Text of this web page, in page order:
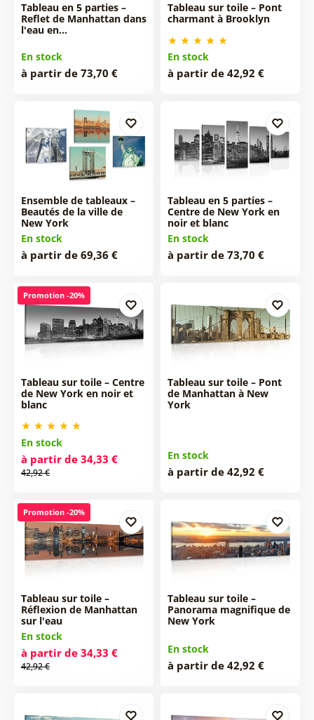
Tableau en 5 parties –
Reflet de Manhattan dans
l'eau en…
En stock
à partir de 73,70 €
Tableau sur toile – Pont
charmant à Brooklyn
En stock
à partir de 42,92 €
Ensemble de tableaux –
Beautés de la ville de
New York
En stock
à partir de 69,36 €
Tableau en 5 parties –
Centre de New York en
noir et blanc
En stock
à partir de 73,70 €
Promotion -20%
Tableau sur toile – Centre
de New York en noir et
blanc
En stock
à partir de 34,33 €
42,92 €
Tableau sur toile – Pont
de Manhattan à New
York
En stock
à partir de 42,92 €
Promotion -20%
Tableau sur toile –
Réflexion de Manhattan
sur l'eau
En stock
à partir de 34,33 €
42,92 €
Tableau sur toile –
Panorama magnifique de
New York
En stock
à partir de 42,92 €